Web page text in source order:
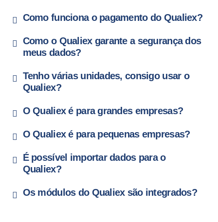
Como funciona o pagamento do Qualiex?
Como o Qualiex garante a segurança dos
meus dados?
Tenho várias unidades, consigo usar o
Qualiex?
O Qualiex é para grandes empresas?
O Qualiex é para pequenas empresas?
É possível importar dados para o
Qualiex?
Os módulos do Qualiex são integrados?